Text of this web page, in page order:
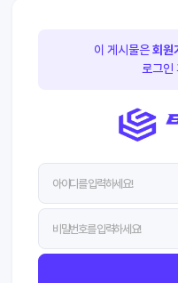
이 게시물은회원
로그인